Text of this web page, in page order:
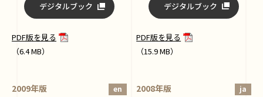
デジタルブック
PDF版を見る
（6.4 MB）
デジタルブック
PDF版を見る
（15.9 MB）
2009年版 en 2008年版 ja